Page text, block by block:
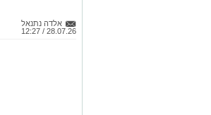
אלדה נתנאל
28.07.26 / 12:27